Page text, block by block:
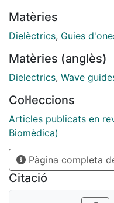
new class of highly
biosensing platforms
biological analytes.
Matèries
Dielèctrics, Guies
Matèries (anglès)
Dielectrics, Wave
Col·leccions
Articles publicats en
Biomèdica)
Pàgina completa
Citació